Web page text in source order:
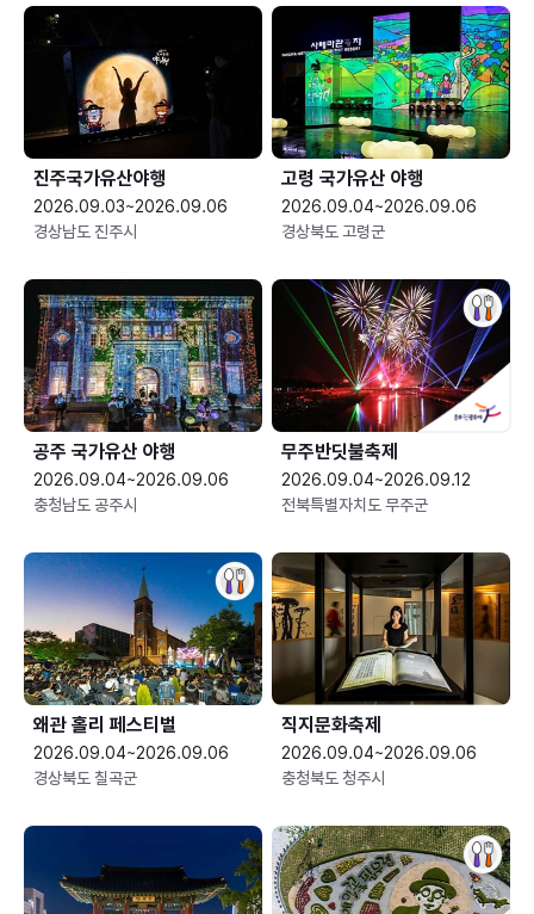
진주국가유산야행
2026.09.03~2026.09.06
경상남도 진주시
고령 국가유산 야행
2026.09.04~2026.09.06
경상북도 고령군
공주 국가유산 야행
2026.09.04~2026.09.06
충청남도 공주시
무주반딧불축제
2026.09.04~2026.09.12
전북특별자치도 무주군
왜관 홀리 페스티벌
2026.09.04~2026.09.06
경상북도 칠곡군
직지문화축제
2026.09.04~2026.09.06
충청북도 청주시